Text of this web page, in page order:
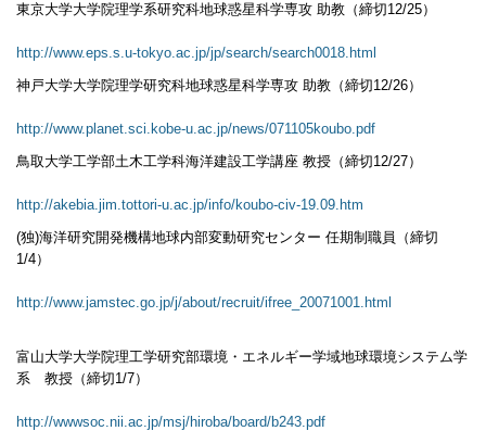
東京大学大学院理学系研究科地球惑星科学専攻 助教（締切12/25）
http://www.eps.s.u-tokyo.ac.jp/jp/search/search0018.html
神戸大学大学院理学研究科地球惑星科学専攻 助教（締切12/26）
http://www.planet.sci.kobe-u.ac.jp/news/071105koubo.pdf
鳥取大学工学部土木工学科海洋建設工学講座 教授（締切12/27）
http://akebia.jim.tottori-u.ac.jp/info/koubo-civ-19.09.htm
(独)海洋研究開発機構地球内部変動研究センター 任期制職員（締切
1/4）
http://www.jamstec.go.jp/j/about/recruit/ifree_20071001.html
富山大学大学院理工学研究部環境・エネルギー学域地球環境システム学
系 教授（締切1/7）
http://wwwsoc.nii.ac.jp/msj/hiroba/board/b243.pdf